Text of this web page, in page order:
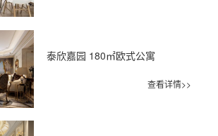
泰欣嘉园 180㎡欧式公寓
查看详情>>